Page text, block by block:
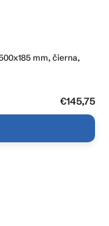
mm, čierna,
€145,75